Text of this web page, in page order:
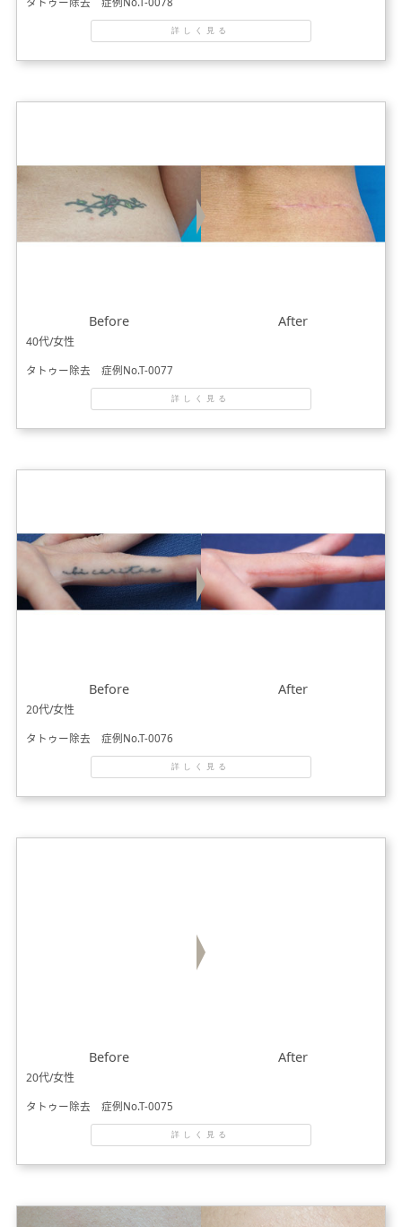
詳しく見る
Before After
40代/女性
タトゥー除去 症例No.T-0077
詳しく見る
Before After
20代/女性
タトゥー除去 症例No.T-0076
詳しく見る
Before After
20代/女性
タトゥー除去 症例No.T-0075
詳しく見る